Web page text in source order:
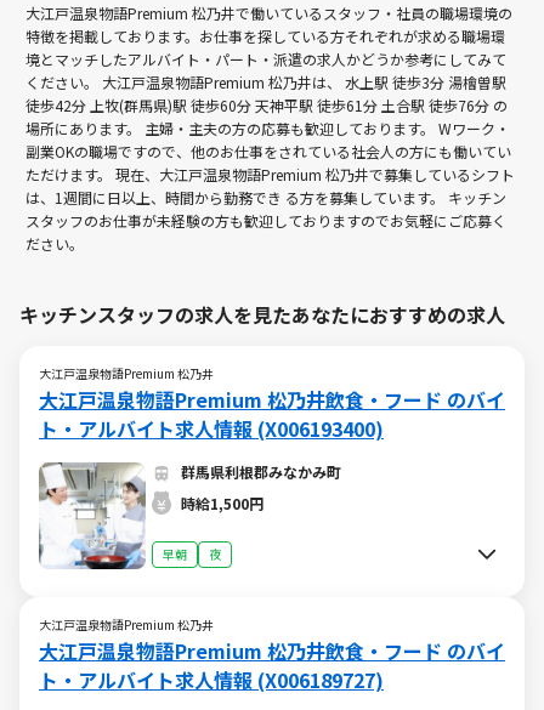
大江戸温泉物語Premium 松乃井で働いているスタッフ・社員の職場環境の
特徴を掲載しております。お仕事を探している方それぞれが求める職場環
境とマッチしたアルバイト・パート・派遣の求人かどうか参考にしてみて
ください。 大江戸温泉物語Premium 松乃井は、 水上駅 徒歩3分 湯檜曽駅
徒歩42分 上牧(群馬県)駅 徒歩60分天神平駅 徒歩61分 土合駅 徒歩76分 の
場所にあります。 主婦・主夫の方の応募も歓迎しております。 Wワーク・
副業OKの職場ですので、他のお仕事をされている社会人の方にも働いてい
ただけます。 現在、大江戸温泉物語Premium 松乃井で募集しているシフト
は、1週間に日以上、時間から勤務でき る方を募集しています。 キッチン
スタッフのお仕事が未経験の方も歓迎しておりますのでお気軽にご応募く
ださい。
キッチンスタッフの求人を見たあなたにおすすめの求人
大江戸温泉物語Premium 松乃井
大江戸温泉物語Premium 松乃井飲食・フード のバイ
ト・アルバイト求人情報 (X006193400)
群馬県利根郡みなかみ町
時給1,500円
早朝 夜
大江戸温泉物語Premium 松乃井
大江戸温泉物語Premium 松乃井飲食・フード のバイ
ト・アルバイト求人情報 (X006189727)